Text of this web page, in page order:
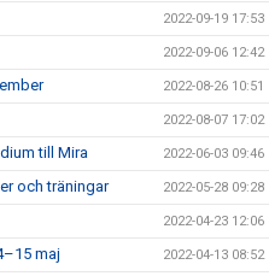
2022-09-19 17:53
2022-09-06 12:42
2022-08-26 10:51
2022-08-07 17:02
till Mira 2022-06-03 09:46
och träningar 2022-05-28 09:28
2022-04-23 12:06
maj 2022-04-13 08:52